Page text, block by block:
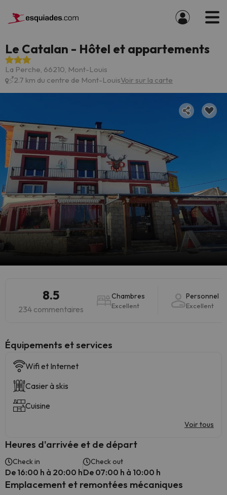
Le Catalan - Hôtel et appartements
La Perche, 66210, Mont-Louis
2.7 km du centre de Mont-LouisVoir sur la carte
8.5
234 commentaires
Chambres
Excellent
Personnel
Excellent
​Équipements et services
Wifi et Internet
Casier à skis
Cuisine
Voir tous
Heures d'arrivée et de départ
Check in
De 16:00 h à 20:00 h
Check out
De 07:00 h à 10:00 h
Emplacement et remontées mécaniques